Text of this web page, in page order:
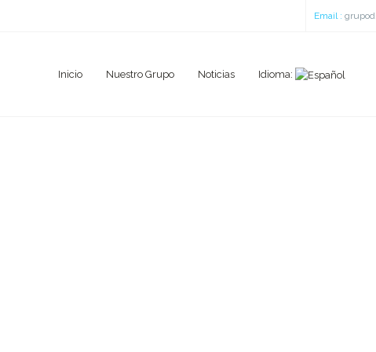
Email :
Inicio Nuestro Grupo Noticias Idioma: